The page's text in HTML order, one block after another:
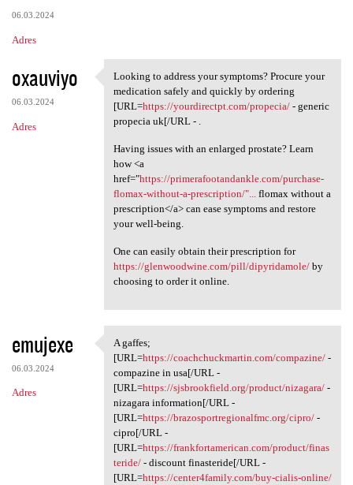
06.03.2024
Adres
oxauviyo
06.03.2024
Adres
Looking to address your
Looking to address your symptoms? Procure your
medication safely and quickly by ordering
[URL=https://yourdirectpt.com/propecia/- generic
propecia uk[/URL - .
Having issues with an enlarged prostate? Learn
how <a
href="https://primerafootandankle.com/purchase-
flomax-without-a-prescription/"...
flomax without a
prescription</a> can ease symptoms and restore
your well-being.
One can easily obtain their prescription for
https://glenwoodwine.com/pill/dipyridamole/by
choosing to order it online.
emujexe
06.03.2024
Adres
A gaffes; [URL=https:/
A gaffes;
[URL=https://coachchuckmartin.com/compazine/-
compazine in usa[/URL -
[URL=https://sjsbrookfield.org/product/nizagara/-
nizagara information[/URL -
[URL=https://brazosportregionalfmc.org/cipro/-
cipro[/URL -
[URL=https://frankfortamerican.com/product/finas
teride/- discount finasteride[/URL -
[URL=https://center4family.com/buy-cialis-online/